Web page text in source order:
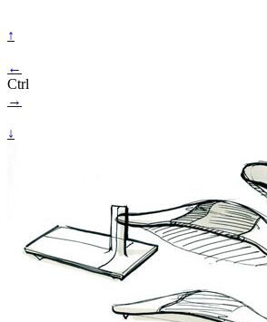
↑
←
Ctrl
→
↓